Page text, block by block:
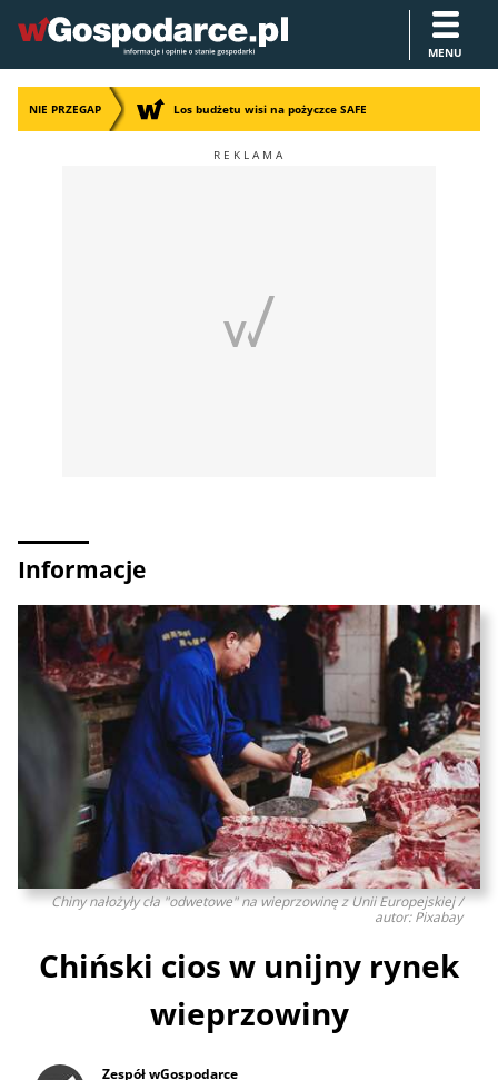
MENU
NIE PRZEGAP Los budżetu wisi na pożyczce SAFE
Informacje
Chiny nałożyły cła "odwetowe" na wieprzowinę z Unii Europejskiej /
autor: Pixabay
Chiński cios w unijny rynek
wieprzowiny
Zespół wGospodarce